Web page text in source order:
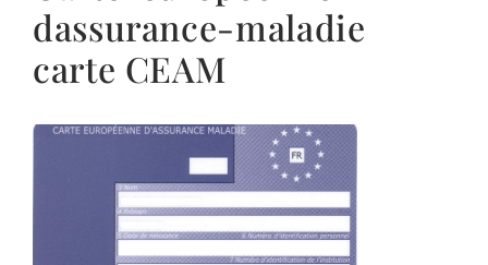
dassurance-maladie
carte CEAM